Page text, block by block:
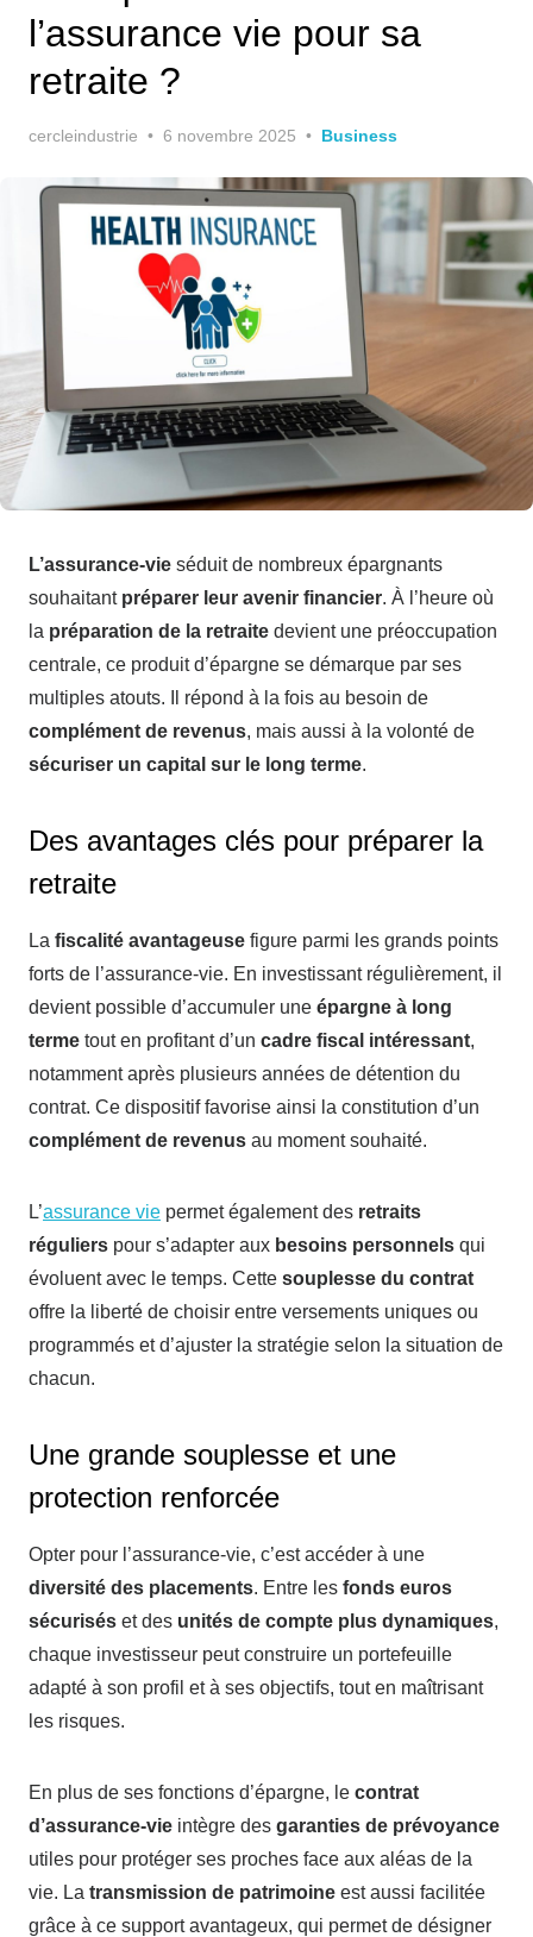
l’assurance vie pour sa
retraite ?
cercleindustrie
Posted
6 novembre 2025 Business
L’assurance-vie séduit de nombreux épargnants
souhaitant préparer leur avenir financier. À l’heure où
la préparation de la retraite devient une préoccupation
centrale, ce produit d’épargne se démarque par ses
multiples atouts. Il répond à la fois au besoin de
complément de revenus, mais aussi à la volonté de
sécuriser un capital sur le long terme.
Des avantages clés pour préparer la
retraite
La fiscalité avantageuse figure parmi les grands points
forts de l’assurance-vie. En investissant régulièrement, il
devient possible d’accumuler une épargne à long
terme tout en profitant d’un cadre fiscal intéressant,
notamment après plusieurs années de détention du
contrat. Ce dispositif favorise ainsi la constitution d’un
complément de revenus au moment souhaité.
L’assurance vie permet également des retraits
réguliers pour s’adapter aux besoins personnels qui
évoluent avec le temps. Cette souplesse du contrat
offre la liberté de choisir entre versements uniques ou
programmés et d’ajuster la stratégie selon la situation de
chacun.
Une grande souplesse et une
protection renforcée
Opter pour l’assurance-vie, c’est accéder à une
diversité des placements. Entre les fonds euros
sécurisés et des unités de compte plus dynamiques,
chaque investisseur peut construire un portefeuille
adapté à son profil et à ses objectifs, tout en maîtrisant
les risques.
En plus de ses fonctions d’épargne, le contrat
d’assurance-vie intègre des garanties de prévoyance
utiles pour protéger ses proches face aux aléas de la
vie. La transmission de patrimoine est aussi facilitée
grâce à ce support avantageux, qui permet de désigner